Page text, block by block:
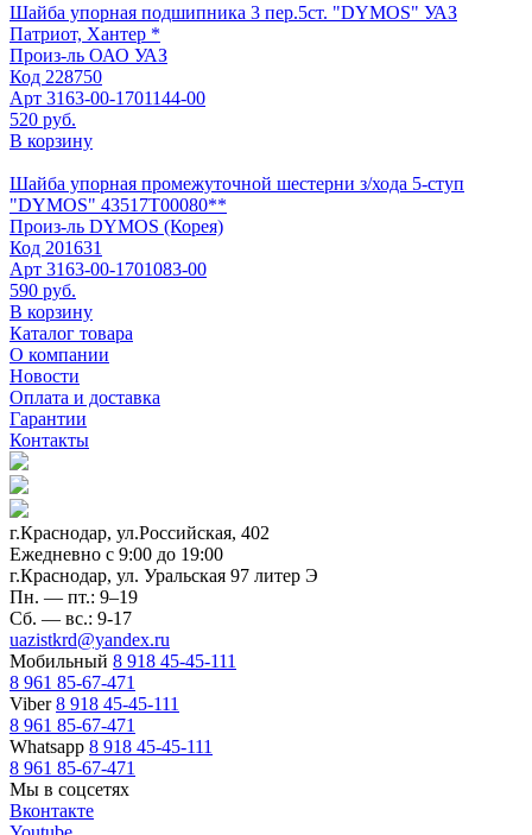
Шайба упорная подшипника 3 пер.5ст. "DYMOS" УАЗ
Патриот, Хантер *
Произ-ль ОАО УАЗ
Код 228750
Арт 3163-00-1701144-00
520 руб.
В корзину
Шайба упорная промежуточной шестерни з/хода 5-ступ
"DYMOS" 43517Т00080**
Произ-ль DYMOS (Корея)
Код 201631
Арт 3163-00-1701083-00
590 руб.
В корзину
Каталог товара
О компании
Новости
Оплата и доставка
Гарантии
Контакты
г.Краснодар, ул.Российская, 402
Ежедневно c 9:00 до 19:00
г.Краснодар, ул. Уральская 97 литер Э
Пн. — пт.: 9–19
Сб. — вс.: 9-17
uazistkrd@yandex.ru
Мобильный 8 918 45-45-111
8 961 85-67-471
Viber8 918 45-45-111
8 961 85-67-471
Whatsapp 8 918 45-45-111
8 961 85-67-471
Мы в соцсетях
Вконтакте